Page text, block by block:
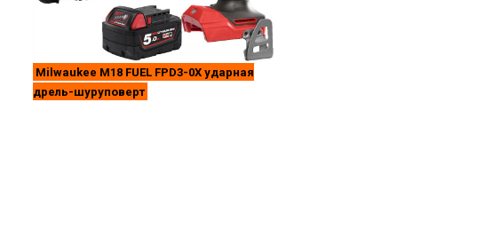
Milwaukee M18 FUEL FPD3-0X ударная
дрель-шуруповерт